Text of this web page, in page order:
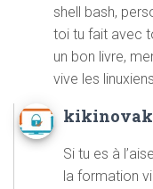
shell bash,
toi tu fait avec
un bon livre,
vive les linuxiens
kikinovak
Si tu es à
la formation